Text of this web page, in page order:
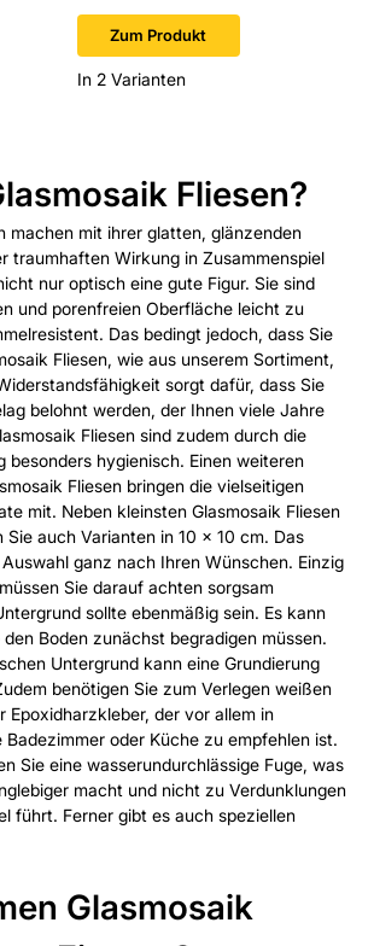
Zum Produkt
In 2 Varianten
Fliesen?
machen mit ihrer glatten, glänzenden
traumhaften Wirkung in Zusammenspiel
nur optisch eine gute Figur. Sie sind
und porenfreien Oberfläche leicht zu
Das bedingt jedoch, dass Sie
Fliesen, wie aus unserem Sortiment,
sorgt dafür, dass Sie
belohnt werden, der Ihnen viele Jahre
Fliesen sind zudem durch die
besonders hygienisch. Einen weiteren
Fliesen bringen die vielseitigen
mit. Neben kleinsten Glasmosaik Fliesen
Sie auch Varianten in 10 × 10 cm. Das
ganz nach Ihren Wünschen. Einzig
Sie darauf achten sorgsam
sollte ebenmäßig sein. Es kann
Boden zunächst begradigen müssen.
Untergrund kann eine Grundierung
benötigen Sie zum Verlegen weißen
Epoxidharzkleber, der vor allem in
Badezimmer oder Küche zu empfehlen ist.
Sie eine wasserundurchlässige Fuge, was
macht und nicht zu Verdunklungen
führt. Ferner gibt es auch speziellen
Glasmosaik